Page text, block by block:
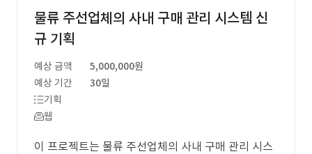
물류 주선업체의 사내 구매 관리 시스템 신
규 기획
예상 금액
5,000,000원
예상 기간
30일
기획
웹
이 프로젝트는 물류 주선업체의 사내 구매 관리 시스